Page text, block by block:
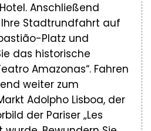
Anschließend
Stadtrundfahrt auf
Platz und
das historische
Amazonas“. Fahren
weiter zum
Adolpho Lisboa, der
der Pariser „Les